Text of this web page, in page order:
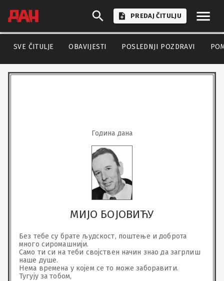
PREDAJ ČITULJU
SVE ČITULJE OBAVIJESTI POSLEDNJI POZDRAVI
Година дана
МИЈО БОЈОВИЋУ
Без тебе су брате људскост, поштење и доброта
много сиромашнији.
Само ти си на теби својствен начин знао да загрлиш
наше душе.
Нема времена у којем се то може заборавити.
Тугују за тобом,